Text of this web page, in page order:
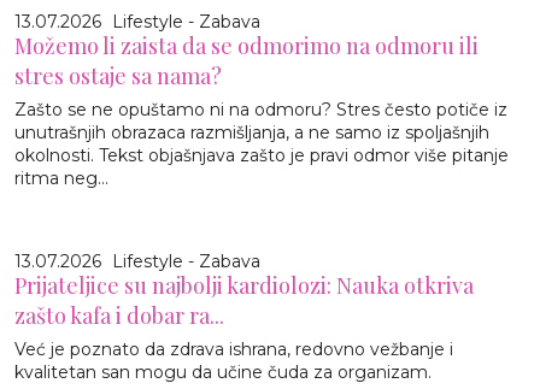
13.07.2026 Lifestyle - Zabava
Možemo li zaista da se odmorimo na odmoru ili
stres ostaje sa nama?
Zašto se ne opuštamo ni na odmoru? Stres često potiče iz
unutrašnjih obrazaca razmišljanja, a ne samo iz spoljašnjih
okolnosti. Tekst objašnjava zašto je pravi odmor više pitanje
ritma neg...
13.07.2026 Lifestyle - Zabava
Prijateljice su najbolji kardiolozi: Nauka otkriva
zašto kafa i dobar ra...
Već je poznato da zdrava ishrana, redovno vežbanje i
kvalitetan san mogu da učine čuda za organizam.